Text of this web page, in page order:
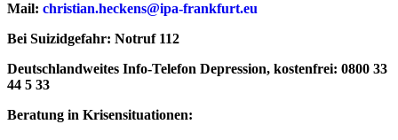
Mail: christian.heckens@ipa-frankfurt.eu
Bei Suizidgefahr: Notruf 112
Deutschlandweites Info-Telefon Depression, kostenfrei: 0800 33
44 5 33
Beratung in Krisensituationen: